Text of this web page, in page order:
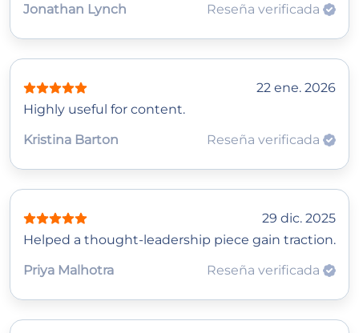
Jonathan Lynch Reseña verificada
22 ene. 2026
Highly useful for content.
Kristina Barton
Reseña verificada
29 dic. 2025
Helped a thought‑leadership piece gain traction.
Priya Malhotra
Reseña verificada